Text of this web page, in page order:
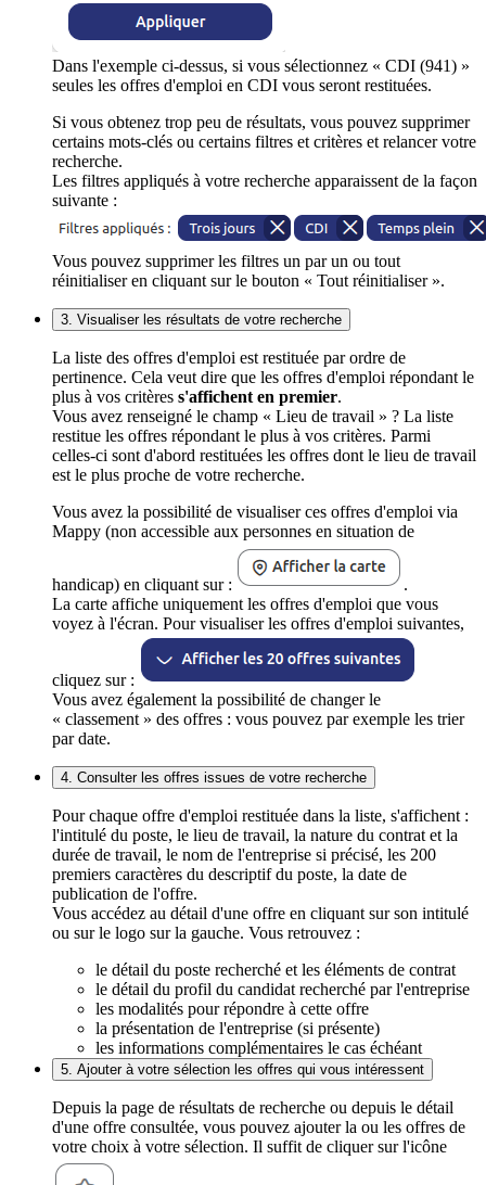
Dans l'exemple ci-dessus, si vous sélectionnez « CDI (941) »
seules les offres d'emploi en CDI vous seront restituées.
Si vous obtenez trop peu de résultats, vous pouvez supprimer
certains mots-clés ou certains filtres et critères et relancer votre
recherche.
Les filtres appliqués à votre recherche apparaissent de la façon
suivante :
Vous pouvez supprimer les filtres un par un ou tout
réinitialiser en cliquant sur le bouton « Tout réinitialiser ».
3. Visualiser les résultats de votre recherche
La liste des offres d'emploi est restituée par ordre de
pertinence. Cela veut dire que les offres d'emploi répondant le
plus à vos critères s'affichent en premier.
Vous avez renseigné le champ « Lieu de travail » ? La liste
restitue les offres répondant le plus à vos critères. Parmi
celles-ci sont d'abord restituées les offres dont le lieu de travail
est le plus proche de votre recherche.
Vous avez la possibilité de visualiser ces offres d'emploi via
Mappy (non accessible aux personnes en situation de
handicap) en cliquant sur :
.
La carte affiche uniquement les offres d'emploi que vous
voyez à l'écran. Pour visualiser les offres d'emploi suivantes,
cliquez sur :
Vous avez également la possibilité de changer le
« classement » des offres : vous pouvez par exemple les trier
par date.
4. Consulter les offres issues de votre recherche
Pour chaque offre d'emploi restituée dans la liste, s'affichent :
l'intitulé du poste, le lieu de travail, la nature du contrat et la
durée de travail, le nom de l'entreprise si précisé, les 200
premiers caractères du descriptif du poste, la date de
publication de l'offre.
Vous accédez au détail d'une offre en cliquant sur son intitulé
ou sur le logo sur la gauche. Vous retrouvez :
le détail du poste recherché et les éléments de contrat
le détail du profil du candidat recherché par l'entreprise
les modalités pour répondre à cette offre
la présentation de l'entreprise (si présente)
les informations complémentaires le cas échéant
5. Ajouter à votre sélection les offres qui vous intéressent
Depuis la page de résultats de recherche ou depuis le détail
d'une offre consultée, vous pouvez ajouter la ou les offres de
votre choix à votre sélection. Il suffit de cliquer sur l'icône